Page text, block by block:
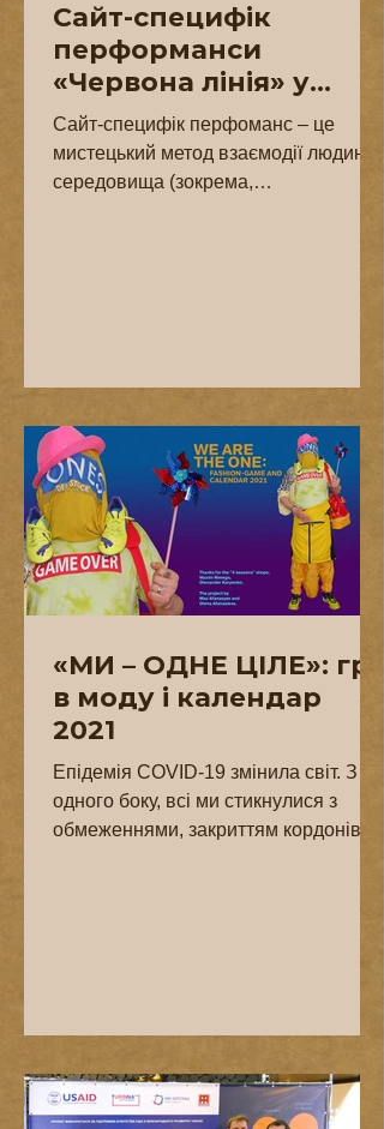
Сайт-специфік
перформанси
«Червона лінія» у
Херсоні
Сайт-специфік перфоманс – це
мистецький метод взаємодії людини і
середовища (зокрема,
«МИ – ОДНЕ ЦІЛЕ»: гра
в моду і календар
2021
Епідемія COVID-19 змінила світ. З
одного боку, всі ми стикнулися з
обмеженнями, закриттям кордонів та